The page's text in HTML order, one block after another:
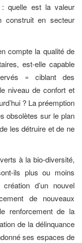
quelle est la valeur
construit en secteur
compte la qualité de
est-elle capable
» ciblant des
niveau de confort et
? La préemption
obsolètes sur le plan
les détruire et de ne
à la bio-diversité,
ils plus ou moins
d’un nouvel
de nouveaux
renforcement de la
de la délinquance
ses espaces de